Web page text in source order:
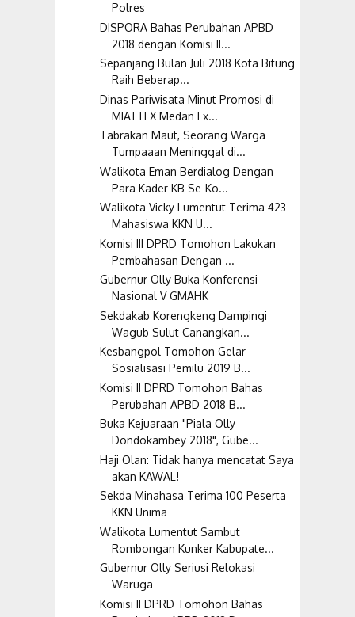
Polres
DISPORA Bahas Perubahan APBD
2018 dengan Komisi II...
Sepanjang Bulan Juli 2018 Kota Bitung
Raih Beberap...
Dinas Pariwisata Minut Promosi di
MIATTEX Medan Ex...
Tabrakan Maut, Seorang Warga
Tumpaaan Meninggal di...
Walikota Eman Berdialog Dengan
Para Kader KB Se-Ko...
Walikota Vicky Lumentut Terima 423
Mahasiswa KKN U...
Komisi III DPRD Tomohon Lakukan
Pembahasan Dengan ...
Gubernur Olly Buka Konferensi
Nasional V GMAHK
Sekdakab Korengkeng Dampingi
Wagub Sulut Canangkan...
Kesbangpol Tomohon Gelar
Sosialisasi Pemilu 2019 B...
Komisi II DPRD Tomohon Bahas
Perubahan APBD 2018 B...
Buka Kejuaraan "Piala Olly
Dondokambey 2018", Gube...
Haji Olan: Tidak hanya mencatat Saya
akan KAWAL!
Sekda Minahasa Terima 100 Peserta
KKN Unima
Walikota Lumentut Sambut
Rombongan Kunker Kabupate...
Gubernur Olly Seriusi Relokasi
Waruga
Komisi II DPRD Tomohon Bahas